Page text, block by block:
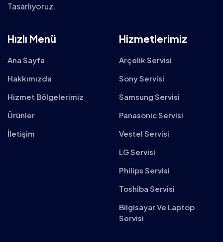
Tasarlıyoruz.
Hızlı Menü
Ana Sayfa
Hakkımızda
Hizmet Bölgelerimiz
Ürünler
İletişim
Hizmetlerimiz
Arçelik Servisi
Sony Servisi
Samsung Servisi
Panasonic Servisi
Vestel Servisi
LG Servisi
Philips Servisi
Toshiba Servisi
Bilgisayar Ve Laptop
Servisi